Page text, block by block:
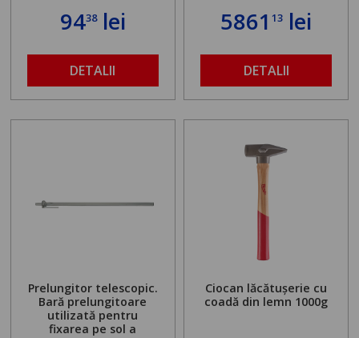
9438lei
DETALII
586113 lei
DETALII
Prelungitor telescopic.
Bară prelungitoare
utilizată pentru
fixarea pe sol a
Ciocan lăcătușerie cu
coadă din lemn 1000g